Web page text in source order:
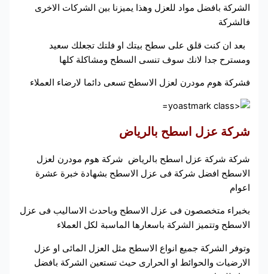
الشركة بافضل مواد للعزل وهذا يميزنا بين الشركات الاخرى
فالشركة
بعد ان كنت قلق على سطح بيتك او فلتك تجعلك سعيد
ومسترح جدا لانك سوف تنسى السطح ومشاكلة كلها
فشركة هوم مودرن لعزل الاسطح تسعى دائما لارضاء العملاء
شركة عزل اسطح بالرياض
شركة شركة عزل اسطح بالرياض شركة هوم مودرن لعزل
الاسطح افضل شركة فى عزل الاسطح بشهادة خبرة عشرة
اعوام
بخبراء متخصصون فى عزل الاسطح وباحدث الاساليب فى عزل
الاسطح وتتميز الشركة باسعارها الماسبة لكل العملاء
وتوفر الشركة جميع انواع الاسطح مثل العزل المائى او عزل
الارضيات والحوائط او الحرارى حيث تستعين الشركة بافضل